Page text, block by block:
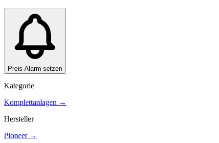
Preis-Alarm setzen
Kategorie
Komplettanlagen →
Hersteller
Pioneer→